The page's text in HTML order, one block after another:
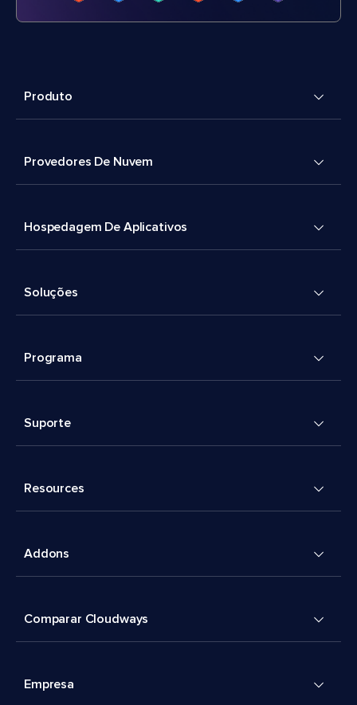
Produto
Provedores De Nuvem
Hospedagem De Aplicativos
Soluções
Programa
Suporte
Resources
Addons
Comparar Cloudways
Empresa